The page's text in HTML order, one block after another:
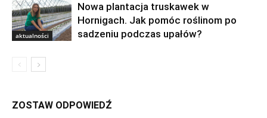
aktualności
Nowa plantacja truskawek w
Hornigach. Jak pomóc roślinom po
sadzeniu podczas upałów?
ZOSTAW ODPOWIEDŹ